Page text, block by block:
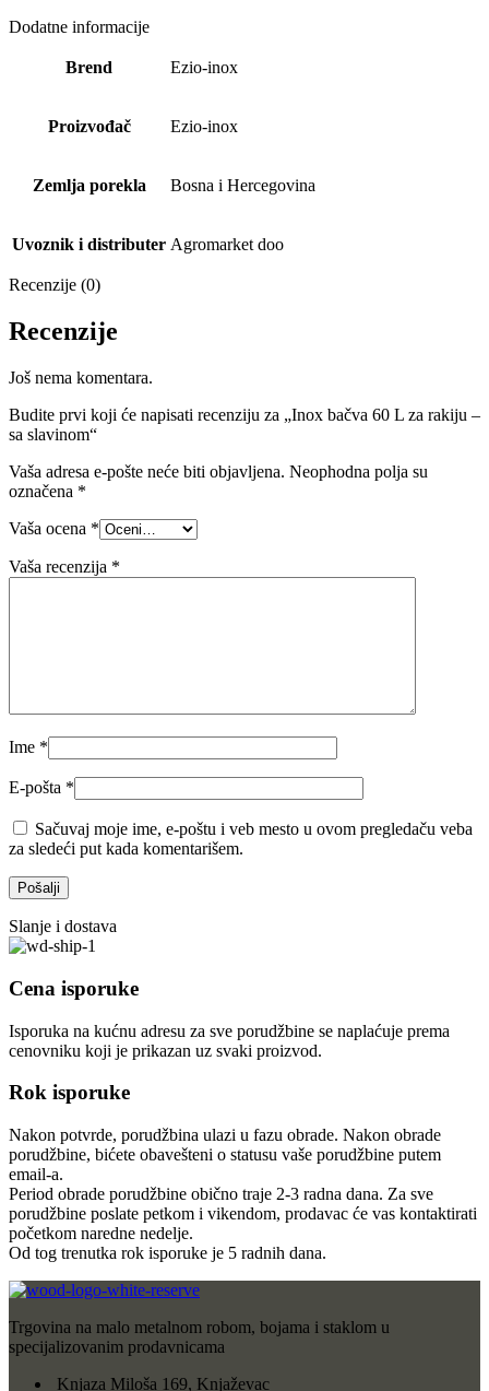
Dodatne informacije
Brend Ezio-inox
Proizvođač Ezio-inox
Zemlja porekla Bosna i Hercegovina
Uvoznik i distributer Agromarket doo
Recenzije (0)
Recenzije
Još nema komentara.
Budite prvi koji će napisati recenziju za „Inox bačva 60 L za rakiju –
sa slavinom“
Vaša adresa e-pošte neće biti objavljena. Neophodna polja su
označena *
Vaša ocena *
Vaša recenzija *
Ime *
E-pošta *
Sačuvaj moje ime, e-poštu i veb mesto u ovom pregledaču veba
za sledeći put kada komentarišem.
Slanje i dostava
Cena isporuke
Isporuka na kućnu adresu za sve porudžbine se naplaćuje prema
cenovniku koji je prikazan uz svaki proizvod.
Rok isporuke
Nakon potvrde, porudžbina ulazi u fazu obrade. Nakon obrade
porudžbine, bićete obavešteni o statusu vaše porudžbine putem
email-a.
Period obrade porudžbine obično traje 2-3 radna dana. Za sve
porudžbine poslate petkom i vikendom, prodavac će vas kontaktirati
početkom naredne nedelje.
Od tog trenutka rok isporuke je 5 radnih dana.
Trgovina na malo metalnom robom, bojama i staklom u
specijalizovanim prodavnicama
Knjaza Miloša 169, Knjaževac